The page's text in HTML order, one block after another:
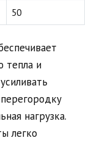
50
тепла и
нагрузка.
легко